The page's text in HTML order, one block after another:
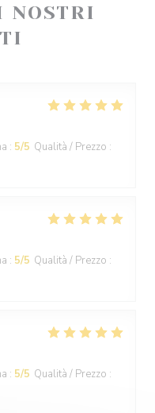
NOSTRI
: 5/5 Qualità / Prezzo :
: 5/5 Qualità / Prezzo :
: 5/5 Qualità / Prezzo :